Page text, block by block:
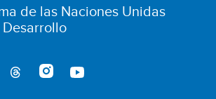
de las Naciones Unidas